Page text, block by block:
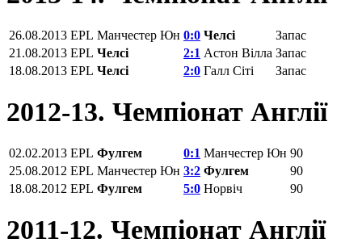
26.08.2013 EPL Манчестер Юн 0:0 Челсі
Запас
21.08.2013 EPL Челсі 2:1 Астон Вілла Запас
18.08.2013 EPL Челсі 2:0 Галл Сіті Запас
2012-13. Чемпіонат Англії
02.02.2013 EPL Фулгем 0:1 Манчестер Юн 90
25.08.2012 EPL Манчестер Юн 3:2 Фулгем
90
18.08.2012 EPL Фулгем 5:0 Норвіч 90
2011-12. Чемпіонат Англії